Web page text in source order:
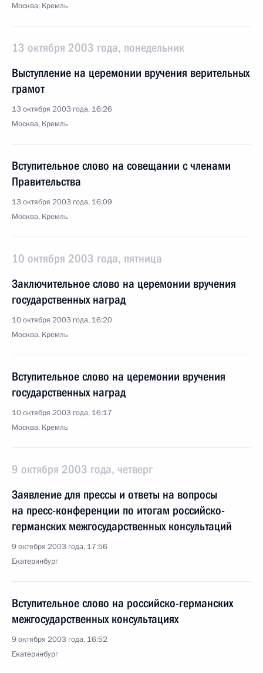
Москва, Кремль
13 октября 2003 года, понедельник
Выступление на церемонии вручения верительных
грамот
13 октября 2003 года, 16:26
Москва, Кремль
Вступительное слово на совещании с членами
Правительства
13 октября 2003 года, 16:09
Москва, Кремль
10 октября 2003 года, пятница
Заключительное слово на церемонии вручения
государственных наград
10 октября 2003 года, 16:20
Москва, Кремль
Вступительное слово на церемонии вручения
государственных наград
10 октября 2003 года, 16:17
Москва, Кремль
9 октября 2003 года, четверг
Заявление для прессы и ответы на вопросы
на пресс-конференции по итогам российско-
германских межгосударственных консультаций
9 октября 2003 года, 17:56
Екатеринбург
Вступительное слово на российско-германских
межгосударственных консультациях
9 октября 2003 года, 16:52
Екатеринбург